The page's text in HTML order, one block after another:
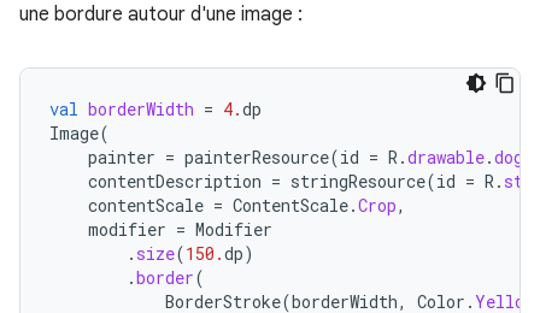
une bordure autour d'une image :
val borderWidth = 4.dp
Image(
painter = painterResource(id = R .drawable.dog
contentDescription = stringResource(id = R .
contentScale = ContentScale.Crop,
modifier = Modifier
. size(150.dp)
.border(
BorderStroke(borderWidth, Color . Yellow